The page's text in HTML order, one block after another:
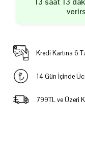
Kredi Kartına 6
14 Gün İçinde
799TL ve Üzeri